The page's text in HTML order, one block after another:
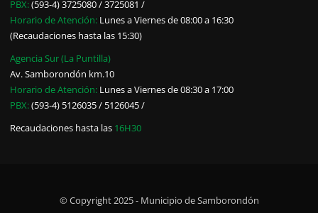
PBX:(593-4) 3725080 / 3725081 /
Horario de Atención: Lunes a Viernes de 08:00 a 16:30
(Recaudaciones hasta las 15:30)
Agencia Sur (La Puntilla)
Av. Samborondón km.10
Horario de Atención: Lunes a Viernes de 08:30 a 17:00
PBX:(593-4) 5126035 / 5126045 /
Recaudaciones hasta las 16H30
© Copyright 2025 - Municipio de Samborondón